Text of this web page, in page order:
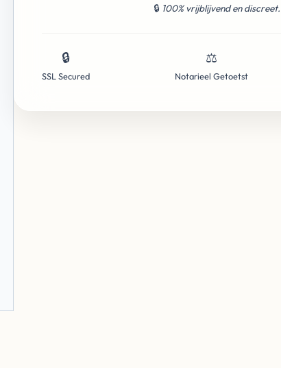
🔒 100% vrijblijvend en discreet.
🔒
SSL Secured
⚖️
Notarieel Getoetst